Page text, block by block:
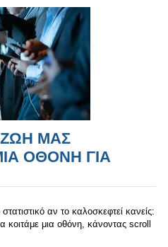
ΖΩΗ ΜΑΣ
ΟΘΟΝΗ ΓΙΑ
αν το καλοσκεφτεί κανείς:
κοιτάμε μια οθόνη, κάνοντας scroll